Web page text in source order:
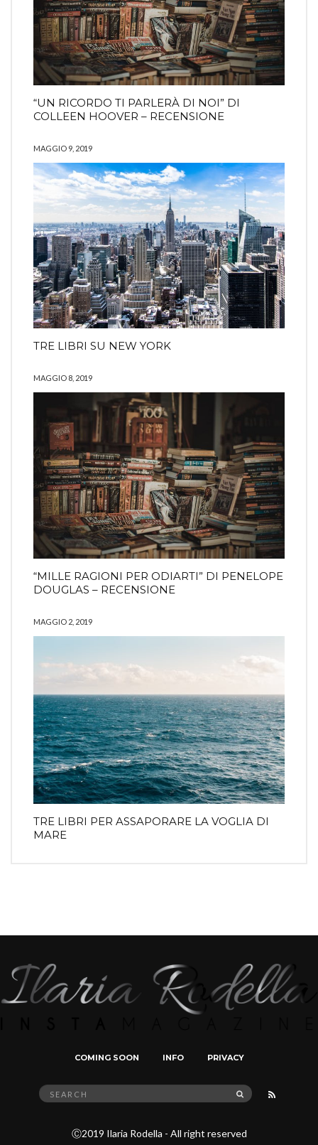
“UN RICORDO TI PARLERÀ DI NOI” DI
COLLEEN HOOVER – RECENSIONE
MAGGIO 9, 2019
TRE LIBRI SU NEW YORK
MAGGIO 8, 2019
“MILLE RAGIONI PER ODIARTI” DI PENELOPE
DOUGLAS – RECENSIONE
MAGGIO 2, 2019
TRE LIBRI PER ASSAPORARE LA VOGLIA DI
MARE
COMING SOON INFO PRIVACY
Search
for:
SEARCH
Ⓒ2019 Ilaria Rodella - All right reserved